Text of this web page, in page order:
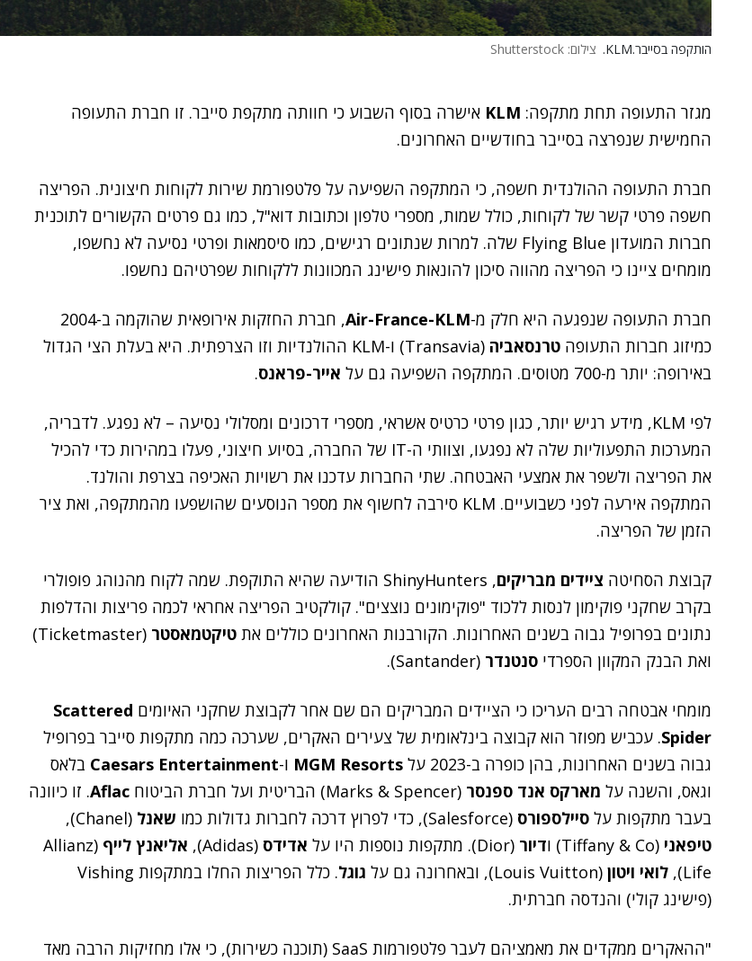
הותקפה בסייבר.KLM. צילום: Shutterstock
מגזר התעופה תחת מתקפה: KLM אישרה בסוף השבוע כי חוותה מתקפת סייבר. זו חברת התעופה
החמישית שנפרצה בסייבר בחודשיים האחרונים.
חברת התעופה ההולנדית חשפה, כי המתקפה השפיעה על פלטפורמת שירות לקוחות חיצונית. הפריצה
חשפה פרטי קשר של לקוחות, כולל שמות, מספרי טלפון וכתובות דוא"ל, כמו גם פרטים הקשורים לתוכנית
חברות המועדון Flying Blue שלה. למרות שנתונים רגישים, כמו סיסמאות ופרטי נסיעה לא נחשפו,
מומחים ציינו כי הפריצה מהווה סיכון להונאות פישינג המכוונות ללקוחות שפרטיהם נחשפו.
חברת התעופה שנפגעה היא חלק מ-Air-France-KLM
, חברת החזקות אירופאית שהוקמה ב-2004
כמיזוג חברות התעופה טרנסאביה
(Transavia) ו-KLM ההולנדיות וזו הצרפתית. היא בעלת הצי הגדול
באירופה: יותר מ-700 מטוסים. המתקפה השפיעה גם על
אייר-פראנס.
לפי KLM, מידע רגיש יותר, כגון פרטי כרטיס אשראי, מספרי דרכונים ומסלולי נסיעה – לא נפגע. לדבריה,
המערכות התפעוליות שלה לא נפגעו, וצוותי ה-IT של החברה, בסיוע חיצוני, פעלו במהירות כדי להכיל
את הפריצה ולשפר את אמצעי האבטחה. שתי החברות עדכנו את רשויות האכיפה בצרפת והולנד.
המתקפה אירעה לפני כשבועיים. KLM סירבה לחשוף את מספר הנוסעים שהושפעו מהמתקפה, ואת ציר
הזמן של הפריצה.
קבוצת הסחיטה ציידים מבריקים
, ShinyHunters הודיעה שהיא התוקפת. שמה לקוח מהנוהג פופולרי
בקרב שחקני פוקימון לנסות ללכוד "פוקימונים נוצצים". קולקטיב הפריצה אחראי לכמה פריצות והדלפות
נתונים בפרופיל גבוה בשנים האחרונות. הקורבנות האחרונים כוללים את טיקטמאסטר
(Ticketmaster)
ואת הבנק המקוון הספרדי סנטנדר (Santander).
מומחי אבטחה רבים העריכו כי הציידים המבריקים הם שם אחר לקבוצת שחקני האיומים Scattered
Spider. עכביש מפוזר הוא קבוצה בינלאומית של צעירים האקרים, שערכה כמה מתקפות סייבר בפרופיל
גבוה בשנים האחרונות, בהן כופרה ב-2023 על
MGM Resorts ו-Caesars Entertainment בלאס
וגאס, והשנה על מארקס אנד ספנסר (Marks & Spencer) הבריטית ועל חברת הביטוח Aflac. זו כיוונה
בעבר מתקפות על סיילספורס (Salesforce), כדי לפרוץ דרכה לחברות גדולות כמו שאנל (Chanel),
טיפאני (Tiffany & Co) ו דיור (Dior). מתקפות נוספות היו על אדידס (Adidas), אליאנץ לייף (Allianz
Life),
לואי ויטון (Louis Vuitton), ובאחרונה גם על גוגל
. כלל הפריצות החלו במתקפות Vishing
(פישינג קולי) והנדסה חברתית.
"ההאקרים ממקדים את מאמציהם לעבר פלטפורמות SaaS (תוכנה כשירות), כי אלו מחזיקות הרבה מאד